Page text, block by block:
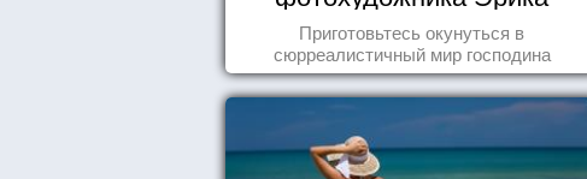
Йоханссона
Приготовьтесь окунуться в
сюрреалистичный мир господина
Йоханссона